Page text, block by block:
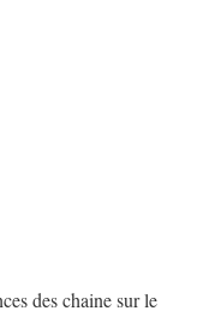
des chaine sur le